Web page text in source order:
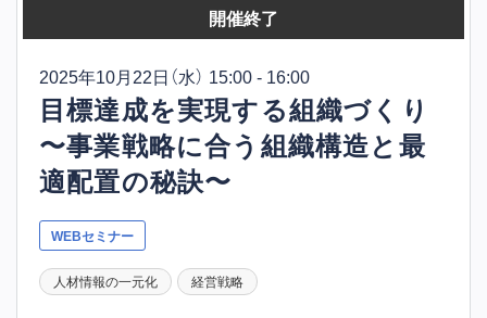
開催終了
2025年10月22日 （水） 15:00 - 16:00
目標達成を実現する組織づくり
〜事業戦略に合う組織構造と最
適配置の秘訣〜
WEBセミナー
人材情報の一元化 経営戦略